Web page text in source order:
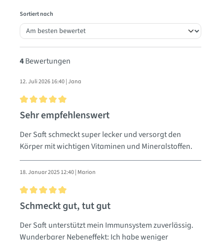
Sortiert nach
4Bewertungen
12. Juli 2026 16:40 | Jana
Bewertung mit 5 von 5 Sternen
Sehr empfehlenswert
Der Saft schmeckt super lecker und versorgt den
Körper mit wichtigen Vitaminen und Mineralstoffen.
18. Januar 2025 12:40 | Marion
Bewertung mit 5 von 5 Sternen
Schmeckt gut, tut gut
Der Saft unterstützt mein Immunsystem zuverlässig.
Wunderbarer Nebeneffekt: Ich habe weniger